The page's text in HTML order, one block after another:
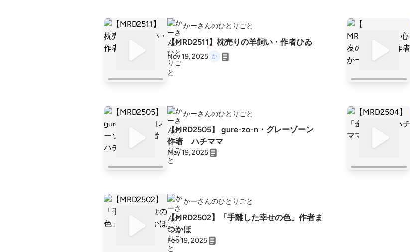
かーさんのひとりごと
【MRD2511】枕売りの羊飼い・作者ひゐ
Nov 19, 2025
かーさんのひとりごと
【MRD2505】 gure-zo-n・グレーゾーン
作者 ハチママ
May 19, 2025
かーさんのひとりごと
【MRD2502】「手離した幸せの色」作者ま
つかほ
Feb 19, 2025